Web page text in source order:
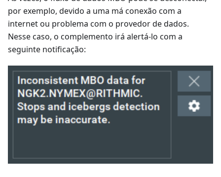
por exemplo, devido a uma má conexão com a
internet ou problema com o provedor de dados.
Nesse caso, o complemento irá alertá-lo com a
seguinte notificação: